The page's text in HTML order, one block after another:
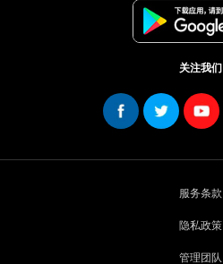
关注我们
服务条款
隐私政策
管理团队